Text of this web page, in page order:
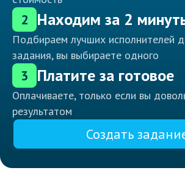
2 Находим за 2
Подбираем лучших исполнителей
задания, вы выбираете одного
3 Платите за готовое
Оплачиваете, только если вы
результатом
Создать